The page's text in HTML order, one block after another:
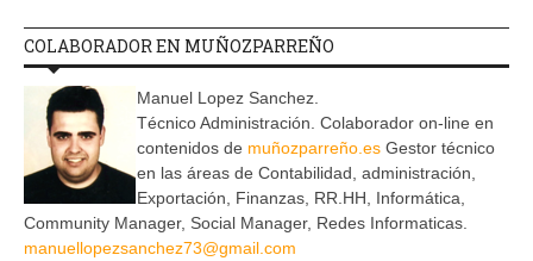
COLABORADOR EN MUÑOZPARREÑO
Manuel Lopez Sanchez.
Técnico Administración. Colaborador on-line en
contenidos de muñozparreño.es Gestor técnico
en las áreas de Contabilidad, administración,
Exportación, Finanzas, RR.HH, Informática,
Community Manager, Social Manager, Redes Informaticas.
manuellopezsanchez73@gmail.com